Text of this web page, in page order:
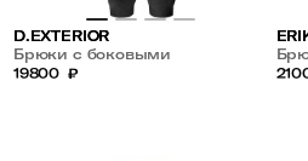
D.EXTERIOR
Брюки с боковыми
накладными карманами
19800 ₽